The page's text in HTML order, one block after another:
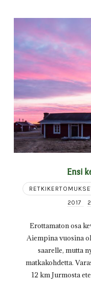
Ensi
2017
Erottamaton osa
Aiempina vuosina
saarelle, mutta
matkakohdetta.
12 km Jurmosta